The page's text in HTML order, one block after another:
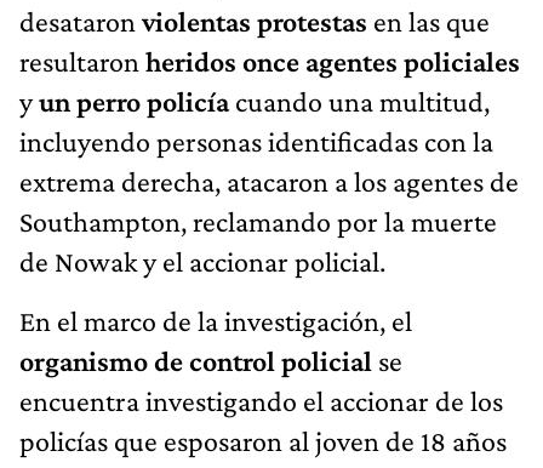
desataronviolentas protestas en las que
resultaron heridos once agentes policiales
yun perro policíacuando una multitud,
incluyendo personas identificadas con la
extrema derecha, atacaron a los agentes de
Southampton, reclamando por la muerte
de Nowak y el accionar policial.
En el marco de la investigación, el
organismo de control policial se
encuentra investigando el accionar de los
policías que esposaron al joven de 18 años